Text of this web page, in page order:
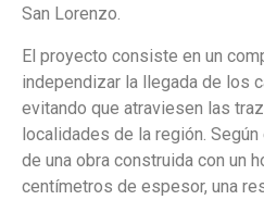
San Lorenzo.
El proyecto consiste en un
independizar la llegada de los
evitando que atraviesen las
localidades de la región.
de una obra construida con un
centímetros de espesor, una